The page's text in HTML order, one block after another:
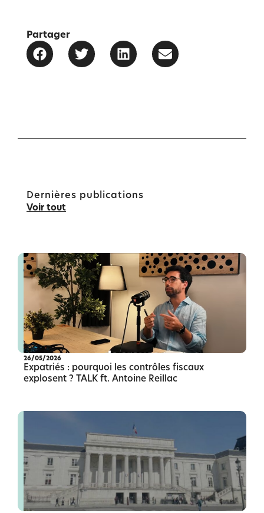
Partager
Dernières publications
Voir tout
26/05/2026
Expatriés : pourquoi les contrôles fiscaux
explosent ? TALK ft. Antoine Reillac